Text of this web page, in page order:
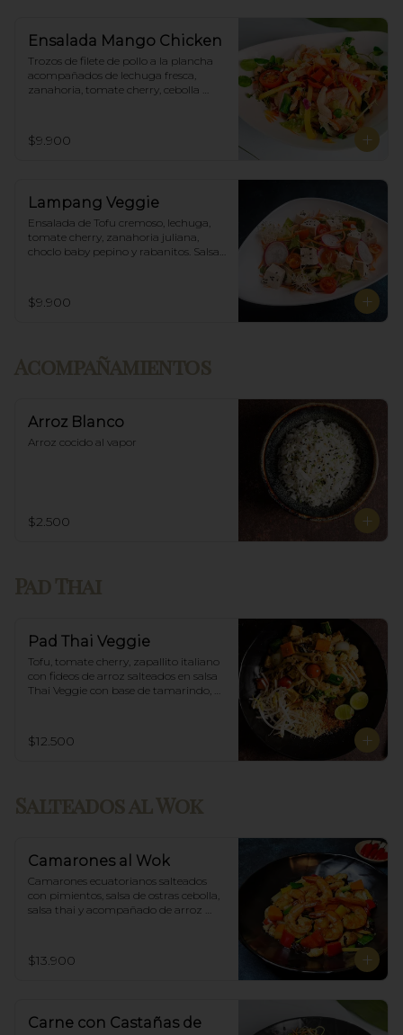
Ensalada Mango Chicken
Trozos de filete de pollo a la plancha
acompañados de lechuga fresca,
zanahoria, tomate cherry, cebolla
$9.900
Lampang Veggie
Ensalada de Tofu cremoso, lechuga,
tomate cherry, zanahoria juliana,
choclo baby pepino y rabanitos. Salsa
$9.900
Arroz Blanco
Arroz cocido al vapor
$2.500
Pad Thai Veggie
Tofu, tomate cherry, zapallito italiano
con fideos de arroz salteados en salsa
Thai Veggie con base de tamarindo,
$12.500
Salteados al Wok
Camarones al Wok
Camarones ecuatorianos salteados
con pimientos, salsa de ostras cebolla,
salsa thai y acompañado de arroz
$13.900
Carne con Castañas de